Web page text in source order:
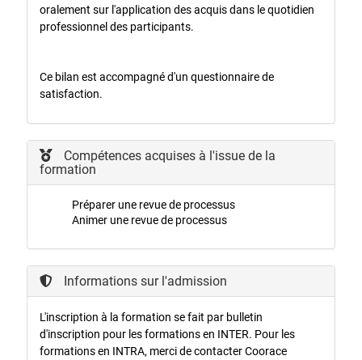
oralement sur l'application des acquis dans le quotidien
professionnel des participants.
Ce bilan est accompagné d'un questionnaire de
satisfaction.
Compétences acquises à l'issue de la
formation
Préparer une revue de processus
Animer une revue de processus
Informations sur l'admission
L'inscription à la formation se fait par bulletin
d'inscription pour les formations en INTER. Pour les
formations en INTRA, merci de contacter Coorace